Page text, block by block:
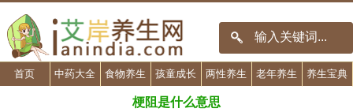
首页 中药大全 食物养生 孩童成长 两性养生 老年养生 养生宝典
梗阻是什么意思